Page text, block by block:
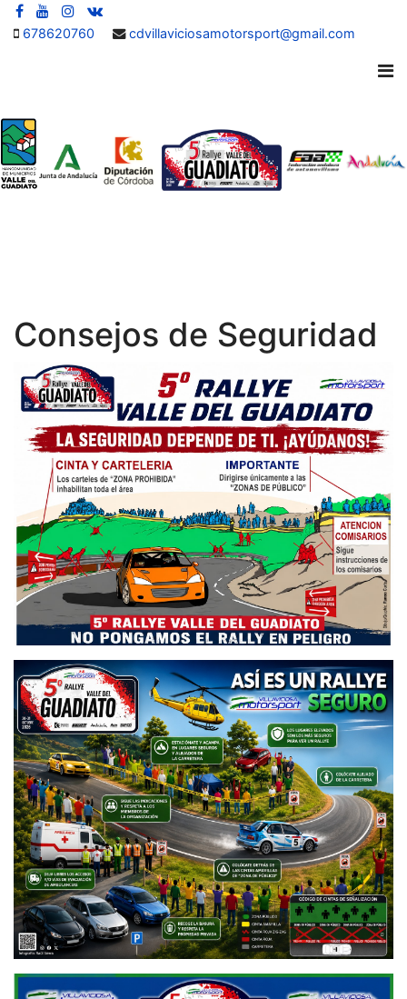
678620760 cdvillaviciosamotorsport@gmail.com
Consejos de Seguridad